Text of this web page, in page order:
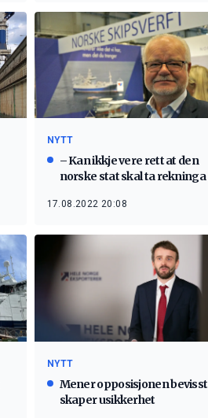
NYTT
– Kan ikkje vere rett at den
norske stat skal ta rekninga
17.08.2022 20:08
NYTT
Mener opposisjonen bevisst
skaper usikkerhet